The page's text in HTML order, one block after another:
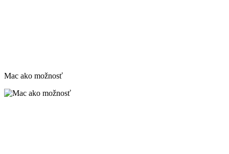
Mac ako možnosť